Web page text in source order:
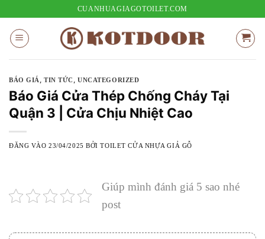
nội
dung
CUANHUAGIAGOTOILET.COM
BÁO GIÁ ,TIN TỨC ,UNCATEGORIZED
Báo Giá Cửa Thép Chống Cháy Tại
Quận 3 | Cửa Chịu Nhiệt Cao
ĐĂNG VÀO23/04/2025 BỞITOILET CỬA NHỰA GIẢ GỖ
Giúp mình đánh giá 5 sao nhé
post